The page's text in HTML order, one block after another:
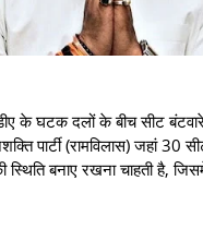
के घटक दलों के बीच सीट
पार्टी (रामविलास) जहां 30
बनाए रखना चाहती है,